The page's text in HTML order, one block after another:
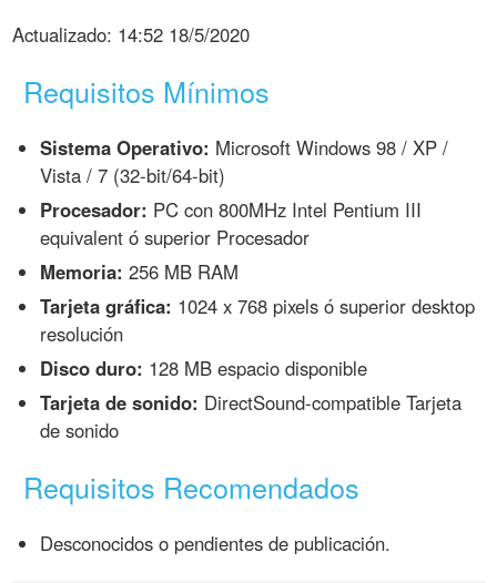
Actualizado: 14:52 18/5/2020
Requisitos Mínimos
Sistema Operativo: Microsoft Windows 98 / XP /
Vista / 7 (32-bit/64-bit)
Procesador: PC con 800MHz Intel Pentium III
equivalent ó superior Procesador
Memoria: 256 MB RAM
Tarjeta gráfica: 1024 x 768 pixels ó superior desktop
resolución
Disco duro: 128 MB espacio disponible
Tarjeta de sonido: DirectSound-compatible Tarjeta
de sonido
Requisitos Recomendados
Desconocidos o pendientes de publicación.